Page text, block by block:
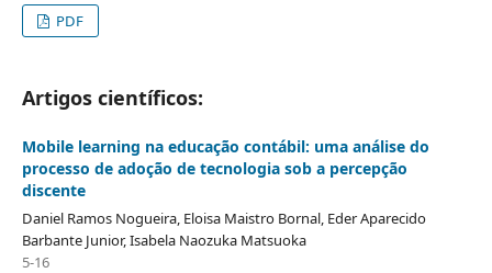
PDF
Artigos científicos:
Mobile learning na educação contábil: uma análise do
processo de adoção de tecnologia sob a percepção
discente
Daniel Ramos Nogueira, Eloisa Maistro Bornal, Eder Aparecido
Barbante Junior, Isabela Naozuka Matsuoka
5-16